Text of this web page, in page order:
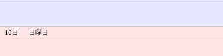
16日 日曜日